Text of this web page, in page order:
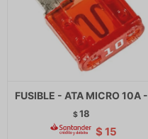
FUSIBLE - ATA MICRO 10A -
$18
$ 15